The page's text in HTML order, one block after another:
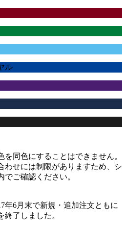
ル
を同色にすることはできません。
わせには制限がありますため、シ
でご確認ください。
年6月末で新規・追加注文ともに
終了しました。